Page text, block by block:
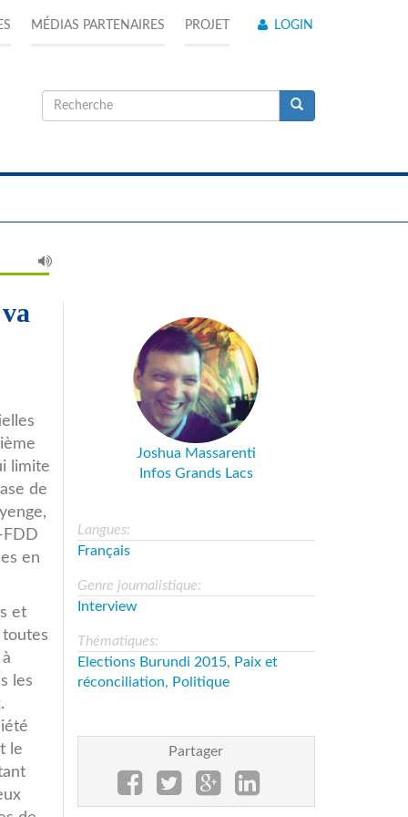
MÉDIAS PARTENAIRES PROJET LOGIN
Formulaire
recherche
limite
de
FDD
en
et
les
le
Joshua Massarenti
Infos Grands Lacs
Langues:
Français
Genre journalistique:
Interview
Thématiques:
Elections Burundi 2015, Paix et
réconciliation, Politique
Partager